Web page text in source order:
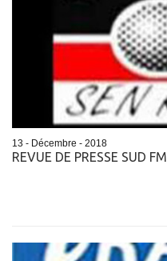
13 - Décembre - 2018
REVUE DE PRESSE SUD FM